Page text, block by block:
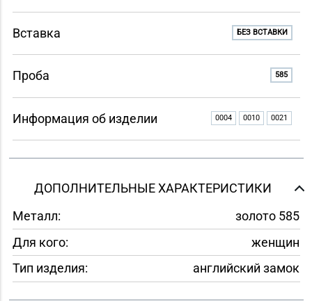
Вставка БЕЗ ВСТАВКИ
Проба 585
Информация об изделии 0004 0010 0021
ДОПОЛНИТЕЛЬНЫЕ ХАРАКТЕРИСТИКИ
Металл:
золото 585
Для кого:
женщин
Тип изделия:
английский замок